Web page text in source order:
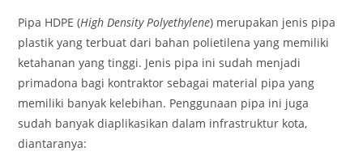
Pipa HDPE (High Density Polyethylene) merupakan jenis pipa
plastik yang terbuat dari bahan polietilena yang memiliki
ketahanan yang tinggi. Jenis pipa ini sudah menjadi
primadona bagi kontraktor sebagai material pipa yang
memiliki banyak kelebihan. Penggunaan pipa ini juga
sudah banyak diaplikasikan dalam infrastruktur kota,
diantaranya: